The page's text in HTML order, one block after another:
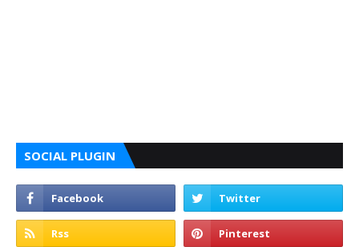
SOCIAL PLUGIN